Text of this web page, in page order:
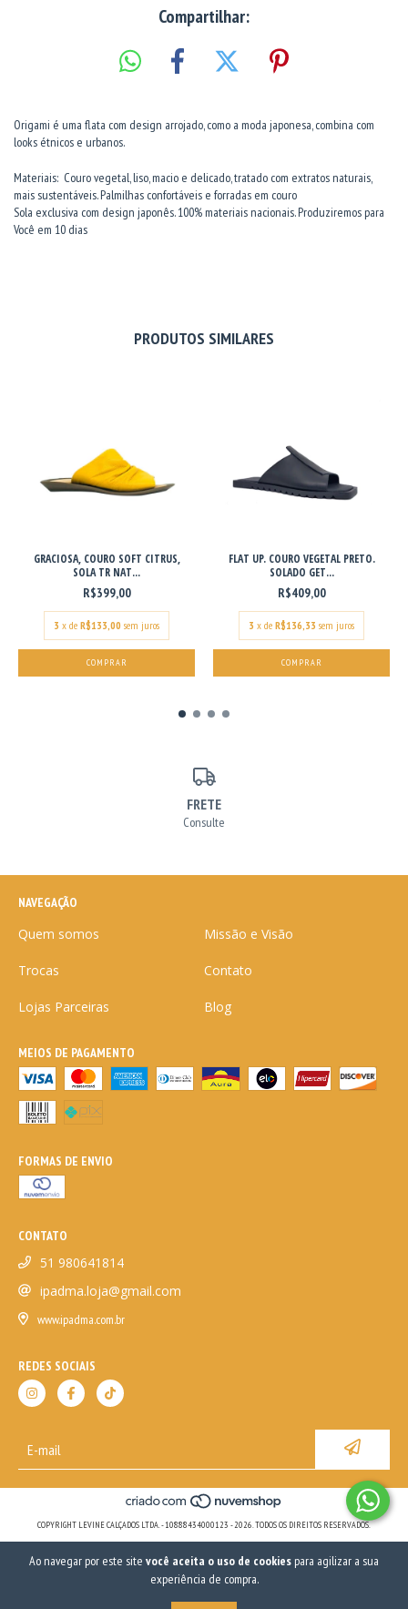
Ao navegar por este site você aceita o uso de cookies para agilizar a sua
experiência de compra.
Compartilhar:
Origami é uma flata com design arrojado, como a moda japonesa, combina com
looks étnicos e urbanos.
Materiais: Couro vegetal, liso, macio e delicado, tratado com extratos naturais,
mais sustentáveis. Palmilhas confortáveis e forradas em couro
Sola exclusiva com design japonês. 100% materiais nacionais. Produziremos para
Você em 10 dias
PRODUTOS SIMILARES
GRACIOSA, COURO SOFT CITRUS,
SOLA TR NAT...
R$399,00
3 x de R$133,00 sem juros
COMPRAR
FLAT UP. COURO VEGETAL PRETO.
SOLADO GET...
R$409,00
3 x de R$136,33 sem juros
COMPRAR
FRETE
Consulte
NAVEGAÇÃO
Quem somos Missão e Visão
Trocas Contato
Lojas Parceiras Blog
MEIOS DE PAGAMENTO
FORMAS DE ENVIO
CONTATO
51 980641814
ipadma.loja@gmail.com
www.ipadma.com.br
REDES SOCIAIS
COPYRIGHT LEVINE CALÇADOS LTDA. - 10888434000123 - 2026. TODOS OS DIREITOS RESERVADOS.